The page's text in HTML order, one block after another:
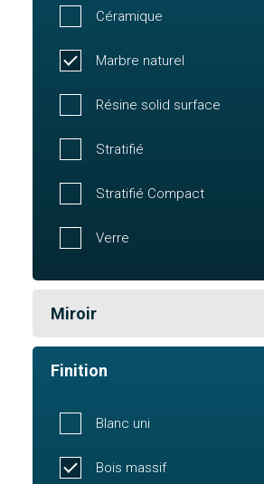
Céramique
Marbre naturel
Résine solid surface
Stratifié
Stratifié Compact
Verre
Miroir
Finition
Blanc uni
Bois massif